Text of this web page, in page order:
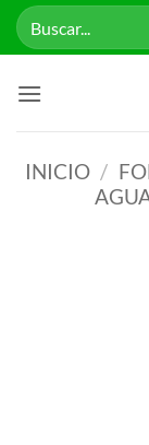
Saltar
Buscar
por:
INICIO /